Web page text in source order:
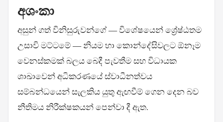
අශංකා
අසුන් ගත් විනිසුරුවන්ගේ — විශේෂයෙන් ශ්‍රේෂ්ඨතම
උසාවි මට්ටමේ — නියම හා කොන්දේසිවලට ඕනෑම
වෙනස්කමක් බලය බෙදී පැවතීම සහ විධායක
ශාඛාවෙන් අධිකරණයේ ස්වාධීනත්වය
සම්බන්ධයෙන් සැලකිය යුතු ඇඟවීම් ගෙන දෙන බව
නීතිමය නිරීක්ෂකයන් පෙන්වා දී ඇත.